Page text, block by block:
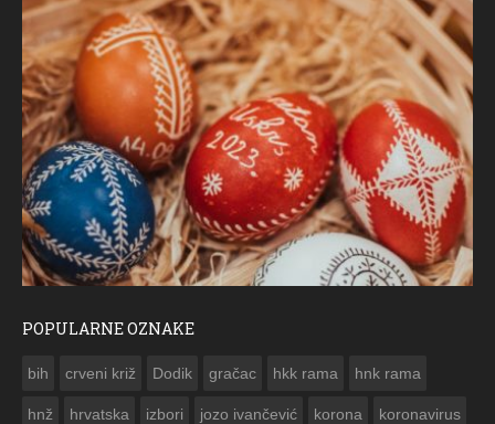
POPULARNE OZNAKE
bih crveni križ Dodik gračac hkk rama hnk rama
hnž hrvatska izbori jozo ivančević korona koronavirus